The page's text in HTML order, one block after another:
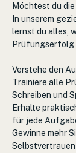
Möchtest du
In unserem
lernst du alles,
Prüfungserfolg
Verstehe den
Trainiere alle
Schreiben und
Erhalte
für jede
Gewinne mehr